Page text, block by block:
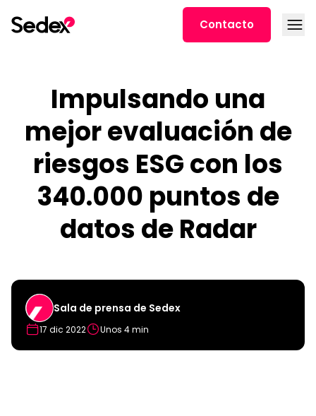
Contacto Abrir
Impulsando una
mejor evaluación de
riesgos ESG con los
340.000 puntos de
datos de Radar
Sala de prensa de Sedex
17 dic 2022 Unos 4 min